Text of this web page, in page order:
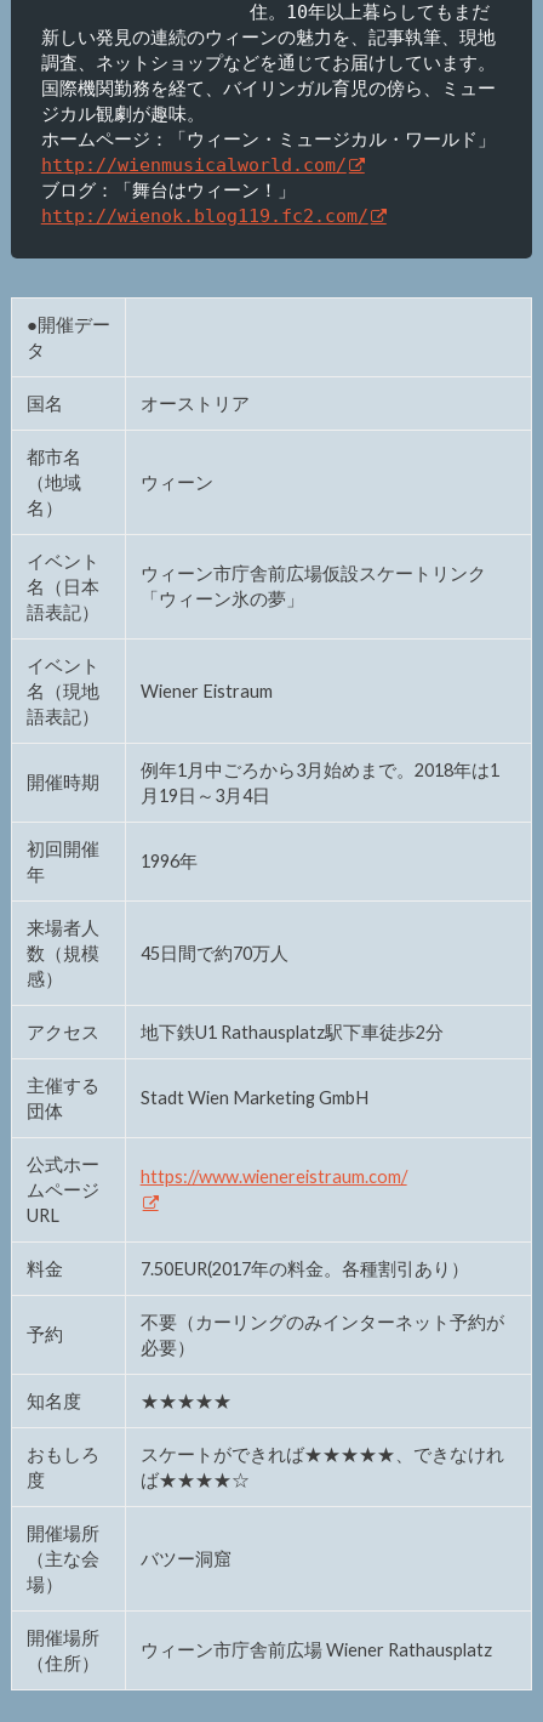
住。10年以上暮らしてもまだ
新しい発見の連続のウィーンの魅力を、記事執筆、現地
調査、ネットショップなどを通じてお届けしています。
国際機関勤務を経て、バイリンガル育児の傍ら、ミュー
ジカル観劇が趣味。
ホームページ：「ウィーン・ミュージカル・ワールド」
http://wienmusicalworld.com/
ブログ：「舞台はウィーン！」
http://wienok.blog119.fc2.com/
●開催デー
タ
国名 オーストリア
都市名
（地域
名）
ウィーン
イベント
名（日本
語表記）
ウィーン市庁舎前広場仮設スケートリンク
「ウィーン氷の夢」
イベント
名（現地
語表記）
Wiener Eistraum
開催時期
例年1月中ごろから3月始めまで。2018年は1
月19日～3月4日
初回開催
年
1996年
来場者人
数（規模
感）
45日間で約70万人
アクセス 地下鉄U1 Rathausplatz駅下車徒歩2分
主催する
団体
Stadt Wien Marketing GmbH
公式ホー
ムページ
URL
https://www.wienereistraum.com/
料金 7.50EUR(2017年の料金。各種割引あり）
予約
不要（カーリングのみインターネット予約が
必要）
知名度 ★★★★★
おもしろ
度
スケートができれば★★★★★、できなけれ
ば★★★★☆
開催場所
（主な会
場）
バツー洞窟
開催場所
（住所）
ウィーン市庁舎前広場 Wiener Rathausplatz